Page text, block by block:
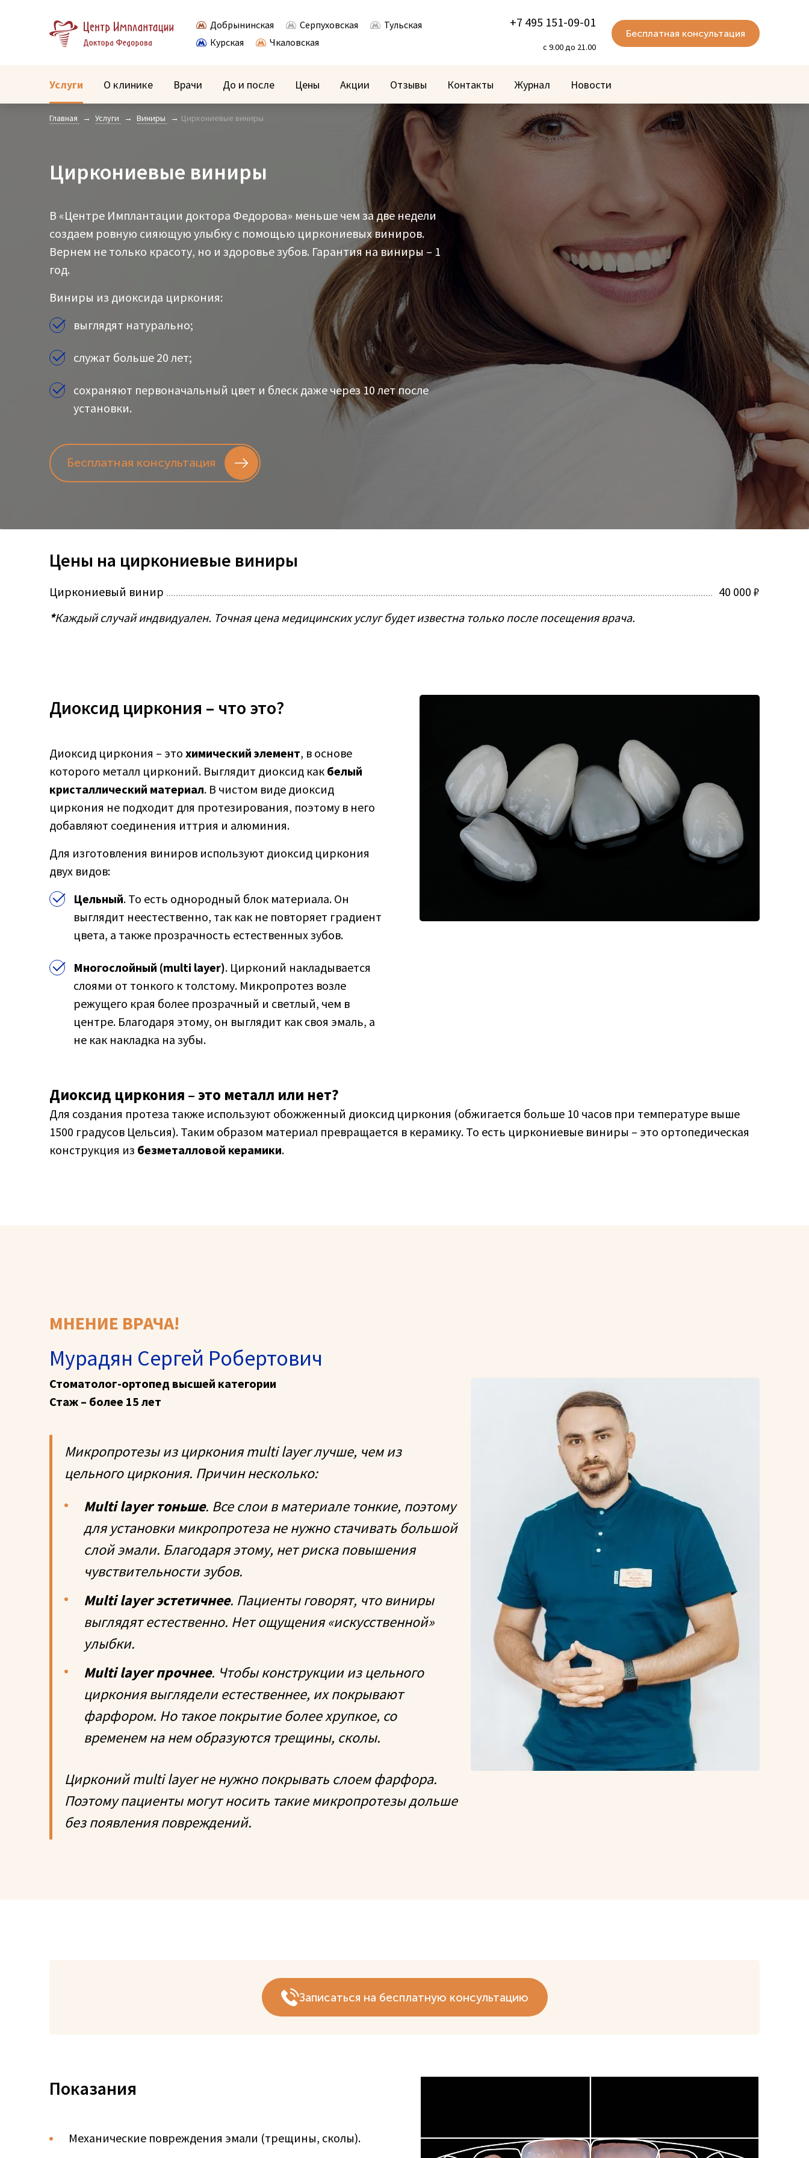
Добрынинская Серпуховская
Тульская
Курская
Чкаловская
+7 495 151-09-01
с 9.00 до 21.00
Бесплатная консультация
Услуги О клинике Врачи До и после Цены Акции Отзывы Контакты Журнал Новости
Главная Услуги Виниры Циркониевые виниры
Циркониевые виниры
В «Центре Имплантации доктора Федорова» меньше чем за две недели
создаем ровную сияющую улыбку с помощью циркониевых виниров.
Вернем не только красоту, но и здоровье зубов. Гарантия на виниры – 1
год.
Виниры из диоксида циркония:
выглядят натурально;
служат больше 20 лет;
сохраняют первоначальный цвет и блеск даже через 10 лет после
установки.
Бесплатная консультация
Цены на циркониевые виниры
Циркониевый винир
40 000 ₽
*Каждый случай индвидуален. Точная цена медицинских услуг будет известна только после посещения врача.
Диоксид циркония – что это?
Диоксид циркония – это химический элемент, в основе
которого металл цирконий. Выглядит диоксид как белый
кристаллический материал. В чистом виде диоксид
циркония не подходит для протезирования, поэтому в него
добавляют соединения иттрия и алюминия.
Для изготовления виниров используют диоксид циркония
двух видов:
Цельный. То есть однородный блок материала. Он
выглядит неестественно, так как не повторяет градиент
цвета, а также прозрачность естественных зубов.
Многослойный (multi layer). Цирконий накладывается
слоями от тонкого к толстому. Микропротез возле
режущего края более прозрачный и светлый, чем в
центре. Благодаря этому, он выглядит как своя эмаль, а
не как накладка на зубы.
Диоксид циркония – это металл или нет?
Для создания протеза также используют обожженный диоксид циркония (обжигается больше 10 часов при температуре выше
1500 градусов Цельсия). Таким образом материал превращается в керамику. То есть циркониевые виниры – это ортопедическая
конструкция из безметалловой керамики.
МНЕНИЕ ВРАЧА!
Мурадян Сергей Робертович
Стоматолог-ортопед высшей категории
Стаж – более 15 лет
Микропротезы из циркония multi layer лучше, чем из
цельного циркония. Причин несколько:
Multi layer тоньше. Все слои в материале тонкие, поэтому
для установки микропротеза не нужно стачивать большой
слой эмали. Благодаря этому, нет риска повышения
чувствительности зубов.
Multi layer эстетичнее. Пациенты говорят, что виниры
выглядят естественно. Нет ощущения «искусственной»
улыбки.
Multi layer прочнее. Чтобы конструкции из цельного
циркония выглядели естественнее, их покрывают
фарфором. Но такое покрытие более хрупкое, со
временем на нем образуются трещины, сколы.
Цирконий multi layer не нужно покрывать слоем фарфора.
Поэтому пациенты могут носить такие микропротезы дольше
без появления повреждений.
Записаться на бесплатную консультацию
Показания
Механические повреждения эмали (трещины, сколы).